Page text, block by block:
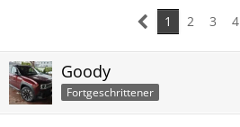
1
2 3 4
Goody
Fortgeschrittener